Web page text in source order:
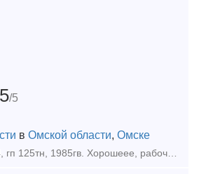
5/5
в Омской области, Омске
Жд кран EDK 1000/4, гп 125тн, 1985гв. Хорошеее, рабочее состояние. В Казахстане.